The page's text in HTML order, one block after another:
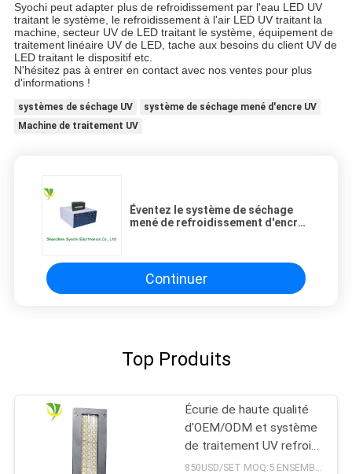
Syochi peut adapter plus de refroidissement par l'eau LED UV
traitant le système, le refroidissement à l'air LED UV traitant la
machine, secteur UV de LED traitant le système, équipement de
traitement linéaire UV de LED, tache aux besoins du client UV de
LED traitant le dispositif etc.
N'hésitez pas à entrer en contact avec nos ventes pour plus
d'informations !
systèmes de séchage UV
système de séchage mené d'encre UV
Machine de traitement UV
Éventez le système de séchage
mené de refroidissement d'encre
150x25mm
Continuer
Top Produits
Écurie de haute qualité
d'OEM/ODM et système
de traitement UV refroidi
à l'eau sûr du